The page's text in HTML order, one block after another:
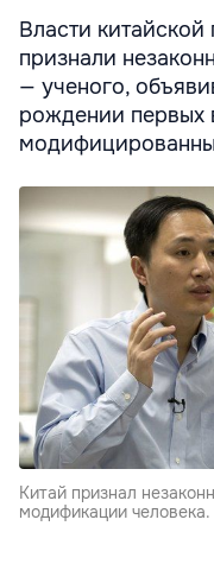
Власти
признали
— ученого,
рождении первых
Китай признал
модификации человека.